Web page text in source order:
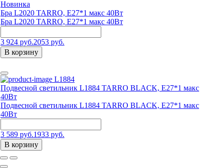
Новинка
Бра L2020 TARRO, E27*1 макс 40Вт
Бра L2020 TARRO, E27*1 макс 40Вт
3 924 руб.2053 руб.
В корзину
L1884
Подвесной светильник L1884 TARRO BLACK, Е27*1 макс
40Вт
Подвесной светильник L1884 TARRO BLACK, Е27*1 макс
40Вт
3 589 руб.1933 руб.
В корзину